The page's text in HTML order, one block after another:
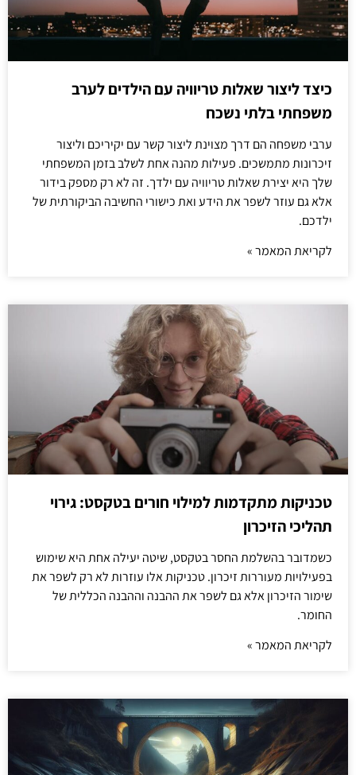
כיצד ליצור שאלות טריוויה עם הילדים לערב
משפחתי בלתי נשכח
ערבי משפחה הם דרך מצוינת ליצור קשר עם יקיריכם וליצור
זיכרונות מתמשכים. פעילות מהנה אחת לשלב בזמן המשפחתי
שלך היא יצירת שאלות טריוויה עם ילדך. זה לא רק מספק בידור
אלא גם עוזר לשפר את הידע ואת כישורי החשיבה הביקורתית של
ילדכם.
לקריאת המאמר »
טכניקות מתקדמות למילוי חורים בטקסט: גירוי
תהליכי הזיכרון
כשמדובר בהשלמת החסר בטקסט, שיטה יעילה אחת היא שימוש
בפעילויות מעוררות זיכרון. טכניקות אלו עוזרות לא רק לשפר את
שימור הזיכרון אלא גם לשפר את ההבנה וההבנה הכללית של
החומר.
לקריאת המאמר »